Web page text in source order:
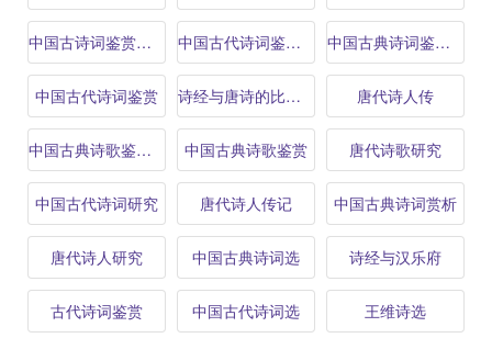
中国古诗词鉴赏辞典 中国古代诗词鉴赏辞典 中国古典诗词鉴赏辞典
中国古代诗词鉴赏 诗经与唐诗的比较研究 唐代诗人传
中国古典诗歌鉴赏辞典 中国古典诗歌鉴赏 唐代诗歌研究
中国古代诗词研究 唐代诗人传记 中国古典诗词赏析
唐代诗人研究 中国古典诗词选 诗经与汉乐府
古代诗词鉴赏 中国古代诗词选 王维诗选